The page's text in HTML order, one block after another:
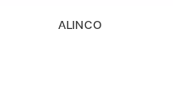
ALINCO